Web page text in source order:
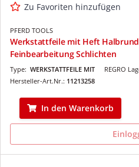
Zu Favoriten hinzufügen
PFERD TOOLS
Werkstattfeile mit Heft
Feinbearbeitung Schlichten
REGRO
Type: WERKSTATTFEILE MIT
Hersteller-Art.Nr.: 11213258
In den Warenkorb